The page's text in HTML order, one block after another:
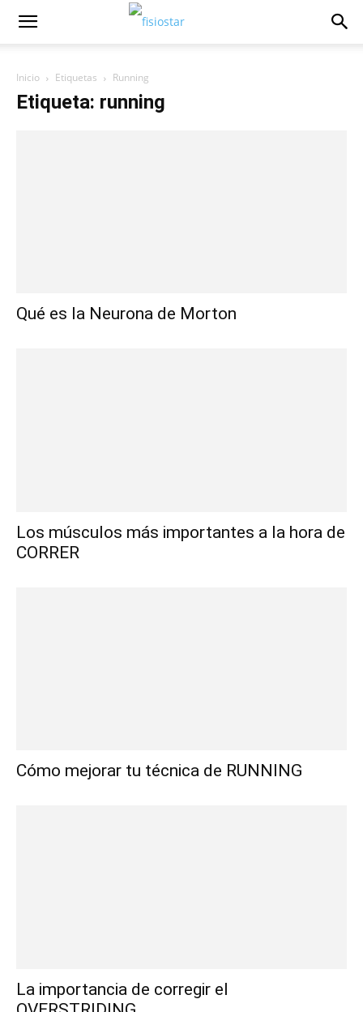
Inicio Etiquetas Running
Etiqueta: running
Qué es la Neurona de Morton
Los músculos más importantes a la hora de
CORRER
Cómo mejorar tu técnica de RUNNING
La importancia de corregir el